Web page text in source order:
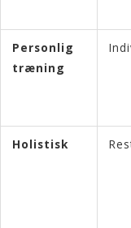
Personlig
træning
Holistisk